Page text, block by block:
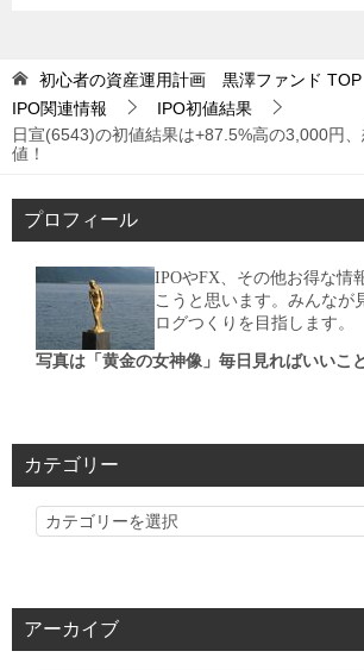
初心者の資産運用計画 黒澤ファンド TOP
IPO関連情報
IPO初値結果
日宣(6543)の初値結果は+87.5%高の3,000円
値！
プロフィール
IPOやFX、その他お得な情
こうと思います。みんなが
ログつくりを目指します。
写真は「黄金の女神像」毎日見ればいいこ
カテゴリー
カ
リ
アーカイブ